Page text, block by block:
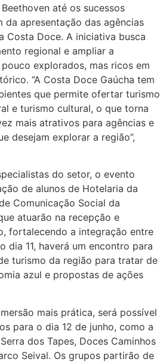
até os sucessos
da apresentação das agências
Costa Doce. A iniciativa busca
regional e ampliar a
explorados, mas ricos em
“A Costa Doce Gaúcha tem
que permite ofertar turismo
e turismo cultural, o que torna
mais atrativos para agências e
desejam explorar a região”,
do setor, o evento
de alunos de Hotelaria da
Comunicação Social da
atuarão na recepção e
fortalecendo a integração entre
dia 11, haverá um encontro para
turismo da região para tratar de
azul e propostas de ações
mais prática, será possível
para o dia 12 de junho, como a
dos Tapes, Doces Caminhos
Seival. Os grupos partirão de